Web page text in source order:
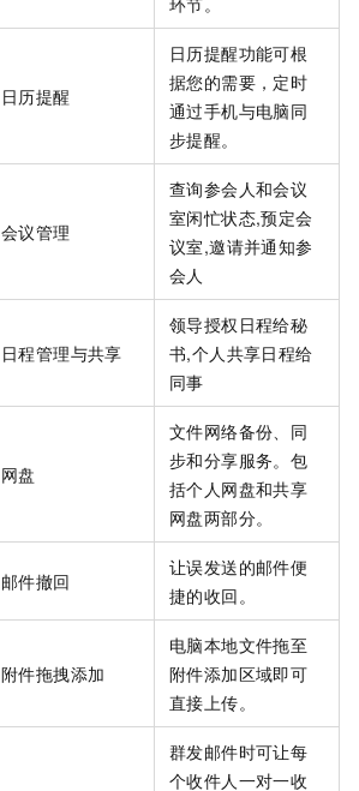
日历提醒
日历提醒功能可根
据您的需要，定时
通过手机与电脑同
步提醒。
会议管理
查询参会人和会议
室闲忙状态,预定会
议室,邀请并通知参
会人
日程管理与共享
领导授权日程给秘
书,个人共享日程给
同事
网盘
文件网络备份、同
步和分享服务。包
括个人网盘和共享
网盘两部分。
邮件撤回
让误发送的邮件便
捷的收回。
附件拖拽添加
电脑本地文件拖至
附件添加区域即可
直接上传。
群发邮件时可让每
个收件人一对一收